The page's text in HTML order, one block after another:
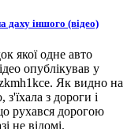
даху іншого (відео)
якої одне авто
опублікував у
Як видно на
з'їхала з дороги і
рухався дорогою
не відомі.